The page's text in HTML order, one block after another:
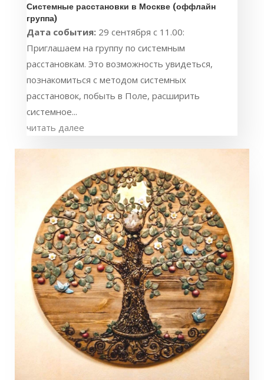
Системные расстановки в Москве (оффлайн
группа)
Дата события: 29 сентября с 11.00:
Приглашаем на группу по системным
расстановкам. Это возможность увидеться,
познакомиться с методом системных
расстановок, побыть в Поле, расширить
системное...
читать далее